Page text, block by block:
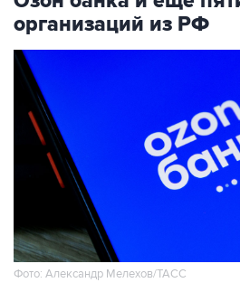
Фото: Александр Мелехов/ТАСС
Москва. 6 августа.